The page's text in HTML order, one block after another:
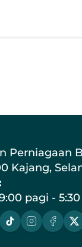
Perniagaan
Kajang,
pagi -